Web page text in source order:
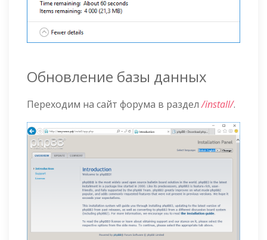
Обновление базы данных
Переходим на сайт форума в раздел/install/.